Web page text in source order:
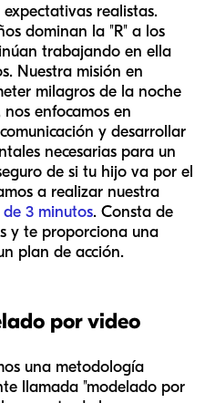
realistas.
dominan la "R" a los
trabajando en ella
Nuestra misión en
milagros de la noche
enfocamos en
y desarrollar
necesarias para un
de si tu hijo va por el
a realizar nuestra
3 minutos. Consta de
y te proporciona una
plan de acción.
por video
una metodología
llamada "modelado por